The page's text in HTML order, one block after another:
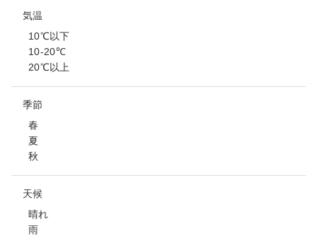
気温
10℃以下
10-20℃
20℃以上
季節
春
夏
秋
天候
晴れ
雨